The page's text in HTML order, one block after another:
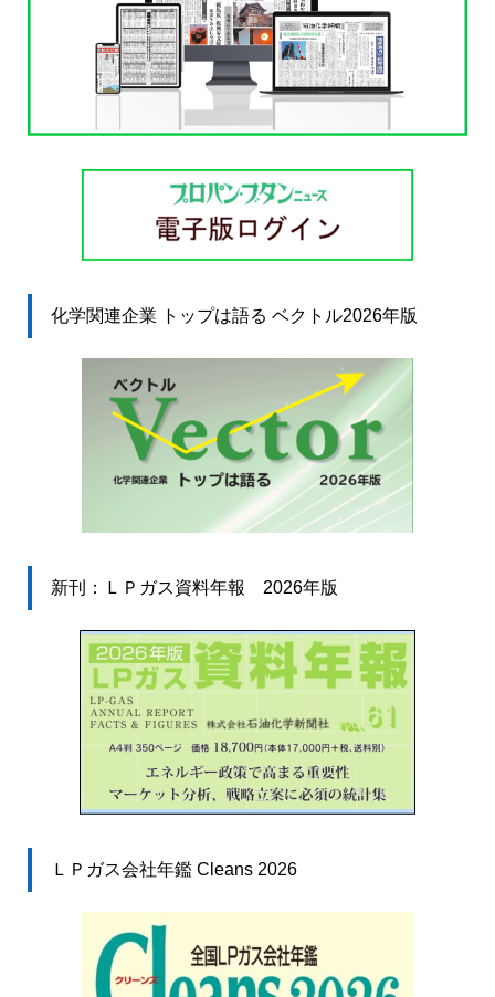
化学関連企業 トップは語る ベクトル2026年版
新刊：ＬＰガス資料年報 2026年版
ＬＰガス会社年鑑 Cleans 2026